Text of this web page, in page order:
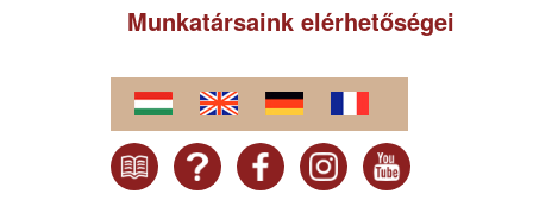
Munkatársaink elérhetőségei